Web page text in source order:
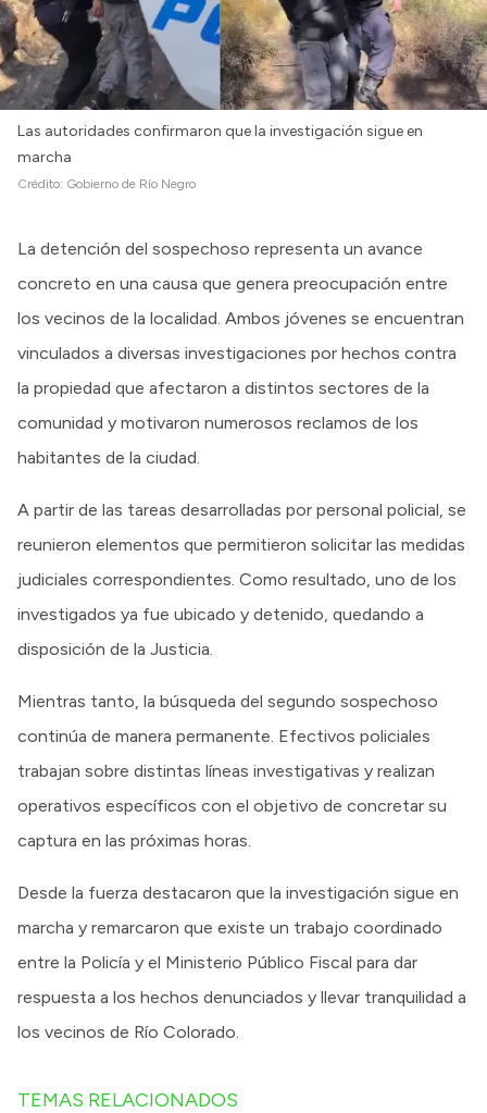
Las autoridades confirmaron que la investigación sigue en
marcha
Crédito: Gobierno de Río Negro
La detención del sospechoso representa un avance
concreto en una causa que genera preocupación entre
los vecinos de la localidad. Ambos jóvenes se encuentran
vinculados a diversas investigaciones por hechos contra
la propiedad que afectaron a distintos sectores de la
comunidad y motivaron numerosos reclamos de los
habitantes de la ciudad.
A partir de las tareas desarrolladas por personal policial, se
reunieron elementos que permitieron solicitar las medidas
judiciales correspondientes. Como resultado, uno de los
investigados ya fue ubicado y detenido, quedando a
disposición de la Justicia.
Mientras tanto, la búsqueda del segundo sospechoso
continúa de manera permanente. Efectivos policiales
trabajan sobre distintas líneas investigativas y realizan
operativos específicos con el objetivo de concretar su
captura en las próximas horas.
Desde la fuerza destacaron que la investigación sigue en
marcha y remarcaron que existe un trabajo coordinado
entre la Policía y el Ministerio Público Fiscal para dar
respuesta a los hechos denunciados y llevar tranquilidad a
los vecinos de Río Colorado.
TEMAS RELACIONADOS